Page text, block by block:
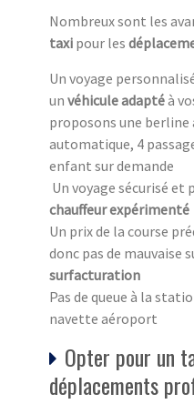
Nombreux sont les
taxi pour les
Un voyage
un véhicule adaptéà
proposons une berline
automatique, 4
enfant sur demande
Un voyage sécurisé et
chauffeur expérimenté
Un prix de la course
donc pas de mauvaise
surfacturation
Pas de queue à la
navette aéroport
Opter pour un
déplacements